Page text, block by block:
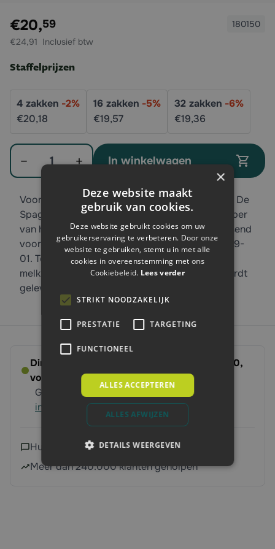
Exclusief btw:
€20,59
€24,91
180150
Staffelprijzen
4 zakken -2%
€20,18
16 zakken -5%
€19,57
32 zakken -6%
€19,36
Aantal
In winkelwagen
Voorkom bacteriën en nadelige melkprestaties. De
Spaggiari tepelvoeringen zijn gemaakt van rubber
van hoge kwaliteit. De tepelvoeringen zijn passend
voor Delaval VMS Robot, originele code 927259-
01. Tepelvoeringen vervangen doet u met de
melkmachine onderdelen van BTN de Haas. Wordt
geleverd per 4 stuks.
Direct leverbaar - Bestel voor dinsdag 14:00,
volgende werkdag op ’t erf
Gratis verzending vanaf 250 euro Meer
informatie
Hulp nodig?Neem contact met ons op
Meer dan 240.000 klanten geholpen
×
Deze website maakt
gebruik van cookies.
Deze website gebruikt cookies om uw
gebruikerservaring te verbeteren. Door onze
website te gebruiken, stemt u in met alle
cookies in overeenstemming met ons
Cookiebeleid. Lees verder
STRIKT NOODZAKELIJK
PRESTATIE TARGETING
FUNCTIONEEL
ALLES ACCEPTEREN
ALLES AFWIJZEN
DETAILS WEERGEVEN